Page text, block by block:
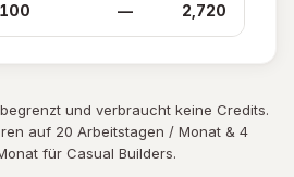
100 — 2,720
und verbraucht keine Credits.
auf 20 Arbeitstagen / Monat & 4
für Casual Builders.